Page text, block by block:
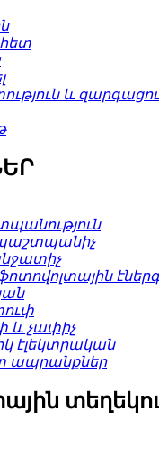
և
և չափիչ
էլեկտրական
ապրանքներ